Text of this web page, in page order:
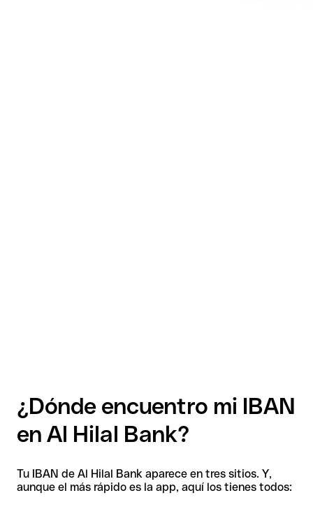
¿Dónde encuentro mi IBAN
en Al Hilal Bank?
Tu IBAN de Al Hilal Bank aparece en tres sitios. Y,
aunque el más rápido es la app, aquí los tienes todos: